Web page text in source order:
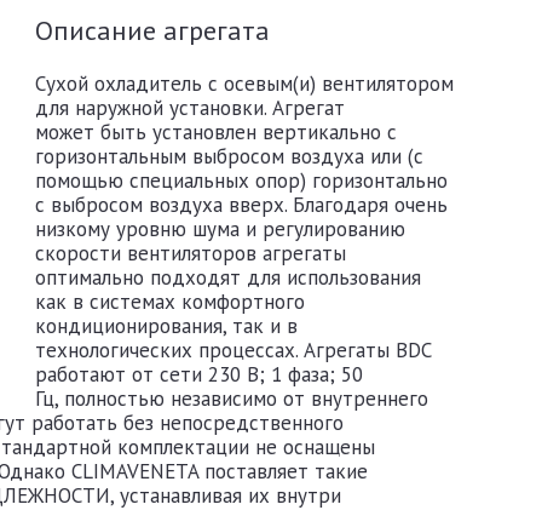
Описание агрегата
Сухой охладитель с осевым(и) вентилятором
для наружной установки. Агрегат
может быть установлен вертикально с
горизонтальным выбросом воздуха или (с
помощью специальных опор) горизонтально
с выбросом воздуха вверх. Благодаря очень
низкому уровню шума и регулированию
скорости вентиляторов агрегаты
оптимально подходят для использования
как в системах комфортного
кондиционирования, так и в
технологических процессах. Агрегаты BDC
работают от сети 230 В; 1 фаза; 50
Гц, полностью независимо от внутреннего
работать без непосредственного
комплектации не оснащены
CLIMAVENETA поставляет такие
устанавливая их внутри